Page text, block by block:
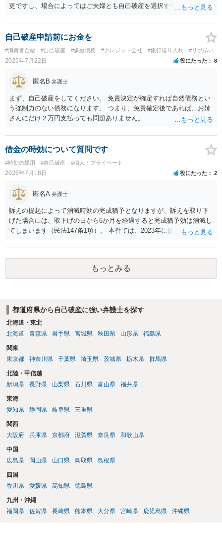
更ですし、場合によってはご夫婦とも自己破産を選択する方法もある
自己破産申請前にお金を
#消費者金融 #自己破産 #多重債務 #クレジット会社 #銀行借り入れ #リボ払い
2026年7月22日 役にたった 8
匿名B 弁護士
まず、自己破産をしてください。 免責決定が確定すれば自然債務とい
う強制力のない債務になります。 つまり、免責確定後であれば、お姉
さんにだけ２万円支払っても問題ありません。
借金の時効について質問です
#時効の援用 #自己破産 #個人・プライベート
2026年7月18日 役にたった 2
匿名A 弁護士
訴えの提起によって消滅時効の完成猶予となりますが、訴えを取り下
げた場合には、取下げの日から6か月を経過すると完成猶予効は消滅し
てしまいます（民法147条1項）。 本件ては、2023年に提訴された債権
権者については取下げ日から6か月以内に再提訴しなければやはり時効
は更新しないことになります。ただし、消滅時効の起算点は、不払い
日ではなく期限の利益喪失日（通常は所定の分割の支払期日から1～2
か月程度経過しても支払いがなければ一括返済可能という契約になっ
もっとみる
都道府県から自己破産に強い弁護士を探す
北海道・東北
北海道
青森県 岩手県 宮城県 秋田県 山形県 福島県
関東
東京都
神奈川県 千葉県 埼玉県 茨城県 栃木県 群馬県
北陸・甲信越
新潟県
長野県 山梨県 石川県 富山県 福井県
東海
愛知県
静岡県 岐阜県 三重県
関西
大阪府
兵庫県 京都府 滋賀県 奈良県 和歌山県
中国
広島県
岡山県 山口県 鳥取県 島根県
四国
香川県
愛媛県 高知県 徳島県
九州・沖縄
福岡県
佐賀県 長崎県 熊本県 大分県 宮崎県 鹿児島県 沖縄県